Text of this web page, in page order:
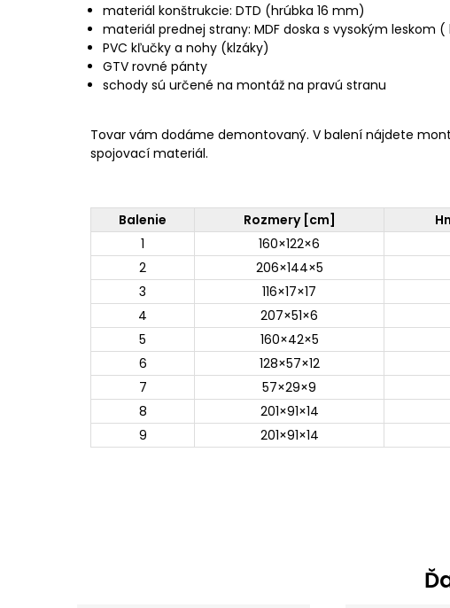
materiál konštrukcie: DTD (hrúbka 16 mm)
materiál prednej strany: MDF doska s vysokým leskom (
PVC kľučky a nohy (klzáky)
GTV rovné pánty
schody sú určené na montáž na pravú stranu
Tovar vám dodáme demontovaný. V balení nájdete
spojovací materiál.
Balenie Rozmery [cm]
1
160×122×6
2
206×144×5
3
116×17×17
4
207×51×6
5
160×42×5
6
128×57×12
7
57×29×9
8
201×91×14
9
201×91×14